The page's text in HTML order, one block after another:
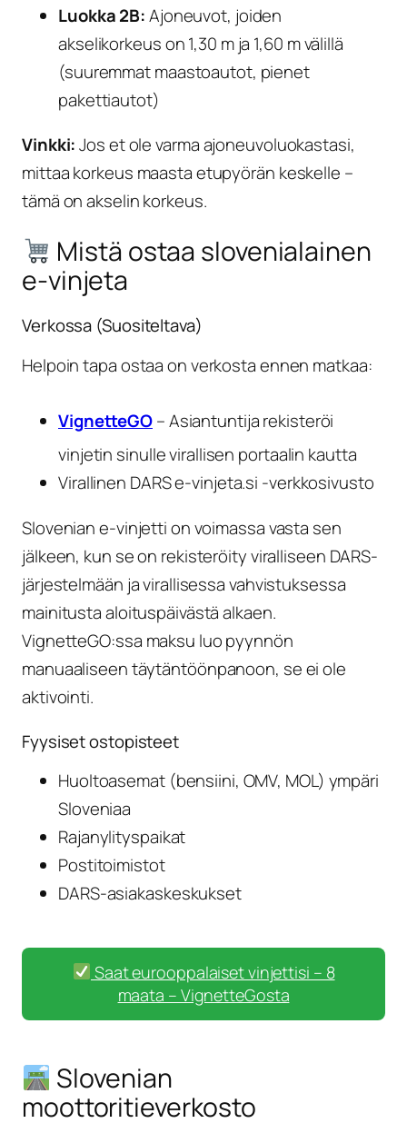
Luokka 2B:Ajoneuvot, joiden
akselikorkeus on 1,30 m ja 1,60 m välillä
(suuremmat maastoautot, pienet
pakettiautot)
Vinkki:Jos et ole varma ajoneuvoluokastasi,
mittaa korkeus maasta etupyörän keskelle –
tämä on akselin korkeus.
Mistä ostaa slovenialainen
e-vinjeta
Verkossa (Suositeltava)
Helpoin tapa ostaa on verkosta ennen matkaa:
VignetteGO– Asiantuntija rekisteröi
vinjetin sinulle virallisen portaalin kautta
Virallinen DARS e-vinjeta.si -verkkosivusto
Slovenian e-vinjetti on voimassa vasta sen
jälkeen, kun se on rekisteröity viralliseen DARS-
järjestelmään ja virallisessa vahvistuksessa
mainitusta aloituspäivästä alkaen.
VignetteGO:ssa maksu luo pyynnön
manuaaliseen täytäntöönpanoon, se ei ole
aktivointi.
Fyysiset ostopisteet
Huoltoasemat (bensiini, OMV, MOL) ympäri
Sloveniaa
Rajanylityspaikat
Postitoimistot
DARS-asiakaskeskukset
Saat eurooppalaiset vinjettisi – 8
maata – VignetteGosta
Slovenian
moottoritieverkosto